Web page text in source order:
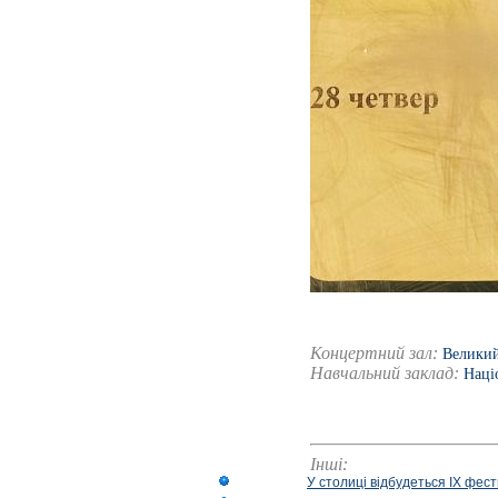
Концертний зал:
Навчальний заклад:
Інші:
У столиці відбудеться IX